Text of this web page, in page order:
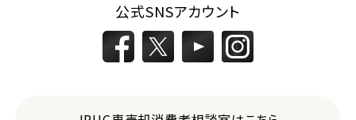
公式SNSアカウント